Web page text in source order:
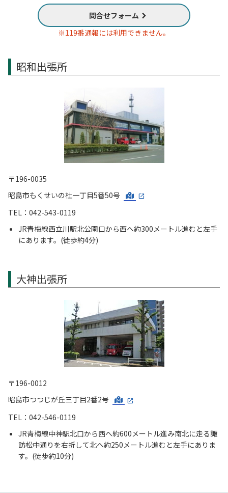
問合せフォーム
※119番通報には利用できません。
昭和出張所
〒196-0035
昭島市もくせいの杜一丁目5番50号
TEL：042-543-0119
JR青梅線西立川駅北公園口から西へ約300メートル進むと左手
にあります。(徒歩約4分)
大神出張所
〒196-0012
昭島市つつじが丘三丁目2番2号
TEL：042-546-0119
JR青梅線中神駅北口から西へ約600メートル進み南北に走る諏
訪松中通りを右折して北へ約250メートル進むと左手にありま
す。(徒歩約10分)